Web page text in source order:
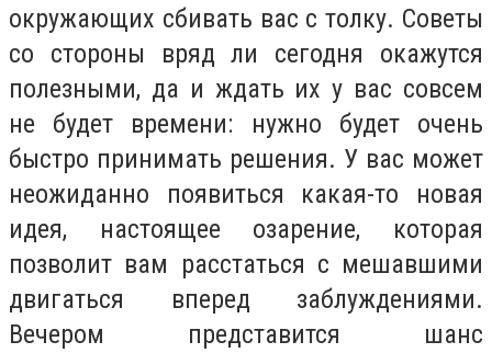
окружающих сбивать вас с толку. Советы
со стороны вряд ли сегодня окажутся
полезными, да и ждать их у вас совсем
не будет времени: нужно будет очень
быстро принимать решения. У вас может
неожиданно появиться какая-то новая
идея, настоящее озарение, которая
позволит вам расстаться с мешавшими
двигаться вперед заблуждениями.
Вечером представится шанс